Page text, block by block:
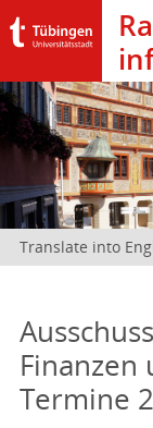
Translate into
Finanzen
Termine